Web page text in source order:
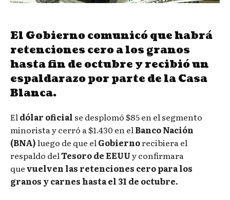
El Gobierno comunicó que habrá
retenciones cero a los granos
hasta fin de octubre y recibió un
espaldarazo por parte de la Casa
Blanca.
El dólar oficial se desplomó $85 en el segmento
minorista y cerró a $1.430 en el Banco Nación
(BNA)luego de que el Gobiernorecibiera el
respaldo delTesoro de EEUUy confirmara
quevuelven las retenciones cero para los
granos y carnes hasta el 31 de octubre.